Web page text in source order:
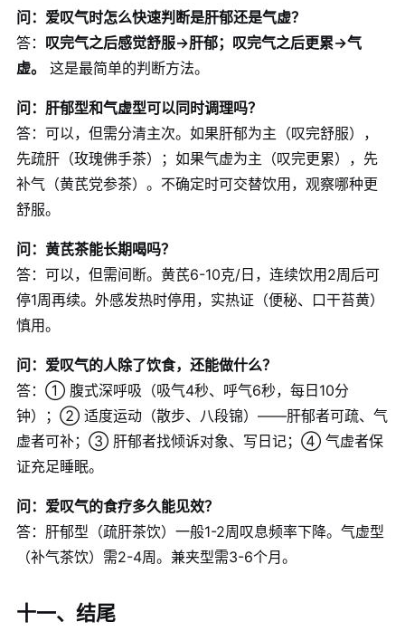
问：爱叹气时怎么快速判断是肝郁还是气虚？
答： 叹完气之后感觉舒服→肝郁；叹完气之后更累→气
虚。
这是最简单的判断方法。
问：肝郁型和气虚型可以同时调理吗？
答：可以，但需分清主次。如果肝郁为主（叹完舒服），
先疏肝（玫瑰佛手茶）；如果气虚为主（叹完更累），先
补气（黄芪党参茶）。不确定时可交替饮用，观察哪种更
舒服。
问：黄芪茶能长期喝吗？
答：可以，但需间断。黄芪6-10克/日，连续饮用2周后可
停1周再续。外感发热时停用，实热证（便秘、口干苔黄）
慎用。
问：爱叹气的人除了饮食，还能做什么？
答：① 腹式深呼吸（吸气4秒、呼气6秒，每日10分
钟）；② 适度运动（散步、八段锦）——肝郁者可疏、气
虚者可补；③ 肝郁者找倾诉对象、写日记；④ 气虚者保
证充足睡眠。
问：爱叹气的食疗多久能见效？
答：肝郁型（疏肝茶饮）一般1-2周叹息频率下降。气虚型
（补气茶饮）需2-4周。兼夹型需3-6个月。
十一、结尾